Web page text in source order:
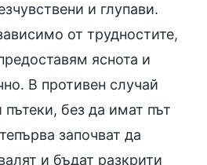
и глупави.
от трудностите,
яснота и
В противен случай
без да имат път
започват да
и бъдат разкрити